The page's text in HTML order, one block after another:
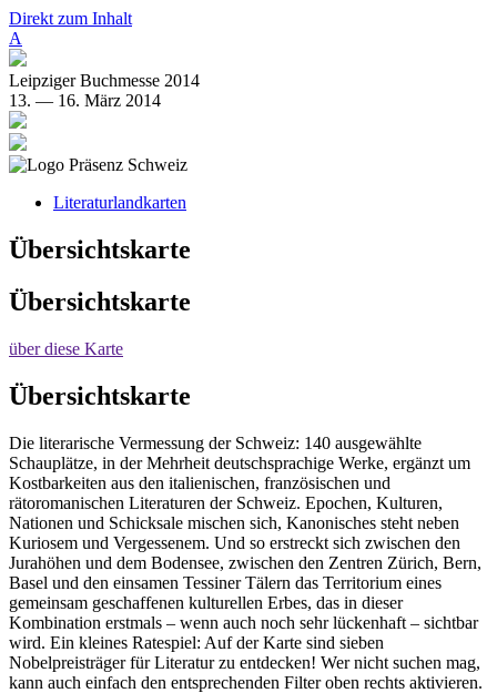
Direkt zum Inhalt
A
Leipziger Buchmesse 2014
13. — 16. März 2014
Literaturlandkarten
Übersichtskarte
Übersichtskarte
über diese Karte
Übersichtskarte
Die literarische Vermessung der Schweiz: 140 ausgewählte
Schauplätze, in der Mehrheit deutschsprachige Werke, ergänzt um
Kostbarkeiten aus den italienischen, französischen und
rätoromanischen Literaturen der Schweiz. Epochen, Kulturen,
Nationen und Schicksale mischen sich, Kanonisches steht neben
Kuriosem und Vergessenem. Und so erstreckt sich zwischen den
Jurahöhen und dem Bodensee, zwischen den Zentren Zürich, Bern,
Basel und den einsamen Tessiner Tälern das Territorium eines
gemeinsam geschaffenen kulturellen Erbes, das in dieser
Kombination erstmals – wenn auch noch sehr lückenhaft – sichtbar
wird. Ein kleines Ratespiel: Auf der Karte sind sieben
Nobelpreisträger für Literatur zu entdecken! Wer nicht suchen mag,
kann auch einfach den entsprechenden Filter oben rechts aktivieren.